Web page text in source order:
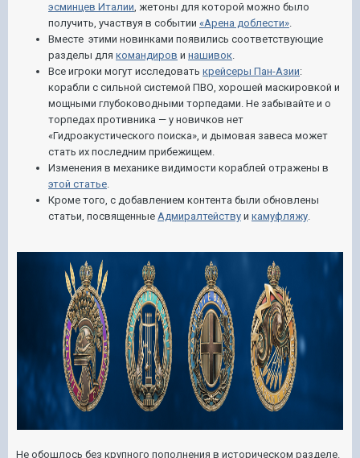
эсминцев Италии, жетоны для которой можно было
получить, участвуя в событии «Арена доблести».
Вместе этими новинками появились соответствующие
разделы для командиров и нашивок.
Все игроки могут исследовать крейсеры Пан-Азии:
корабли с сильной системой ПВО, хорошей маскировкой и
мощными глубоководными торпедами. Не забывайте и о
торпедах противника — у новичков нет
«Гидроакустического поиска», и дымовая завеса может
стать их последним прибежищем.
Изменения в механике видимости кораблей отражены в
этой статье.
Кроме того, с добавлением контента были обновлены
статьи, посвященные Адмиралтейству и камуфляжу.
Не обошлось без крупного пополнения в историческом разделе.